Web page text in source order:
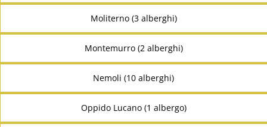
Moliterno (3 alberghi)
Montemurro (2 alberghi)
Nemoli (10 alberghi)
Oppido Lucano (1 albergo)